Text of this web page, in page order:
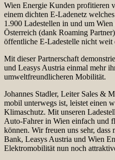
Wien Energie Kunden profitieren
einem dichten E-Ladenetz
1.900 Ladestellen in und um
Österreich (dank Roaming
öffentliche E-Ladestelle nicht weit
Mit dieser Partnerschaft
und Leasys Austria einmal mehr
umweltfreundlicheren Mobilität.
Johannes Stadler, Leiter Sales &
mobil unterwegs ist, leistet einen
Klimaschutz. Mit unseren
Auto-Fahrer in Wien einfach und
können. Wir freuen uns sehr,
Bank, Leasys Austria und Wien
Elektromobilität nun noch